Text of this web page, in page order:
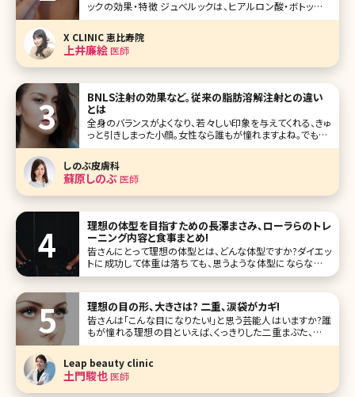
ックの効果・特徴 ジュべルックは、ヒアルロン酸・ボトックス
となにが違う? 手打ちだけではないジュべルックの注入方法
ジュべルックの施術中の痛みやダウンタイム おわりに 韓国
は“美容大国”というのがみなさんの
X CLINIC 恵比寿院
上井廉絵医師
BNLS注射の効果など。従来の脂肪溶解注射との違い
とは
全身のバランスがよくなり、若々しい印象を与えてくれる、きゅ
っと引きしまった小顔。女性なら誰もが憧れますよね。でも、リ
ンパマッサージやむくみ予防のケアを続けているのに、なか
なか顔が痩せないという方も多いのではないでしょうか。中
には「痩せているけれど、顔には脂肪がついている」という方
もいるかもしれません
しのぶ皮膚科
蘇原しのぶ医師
理想の体型を目指すための長澤まさみ、ローラらのトレ
ーニング内容と食事まとめ!
皆さんにとって理想の体型とは、どんな体型ですか?ダイエッ
トに成功して体重は落ちても、思うような体型にならなかっ
た……という経験のある方も多いのではないでしょうか。体重
理想の体型を手に入れるための方法について詳しく説明し
ましょう。 目次
理想の目の形、大きさは? 二重、涙袋がカギ!
皆さんは「こんな目になりたい!」と思う芸能人はいますか?誰
もが憧れる理想の目といえば、くっきりした二重まぶた、目と
目の間隔、涙袋、瞳の大きさ……など、いろいろな条件があり
を持つ芸能人を紹介していきます。また、理想の目に近づけ
るための美容クリ
Leap beauty clinic
土門駿也医師